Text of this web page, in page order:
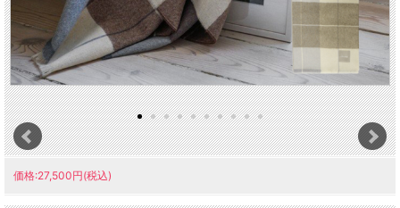
価格:27,500円(税込)